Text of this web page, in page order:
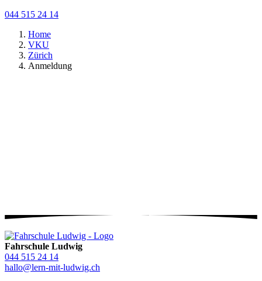
044 515 24 14
Home
VKU
Zürich
Anmeldung
Fahrschule Ludwig
044 515 24 14
hallo@lern-mit-ludwig.ch